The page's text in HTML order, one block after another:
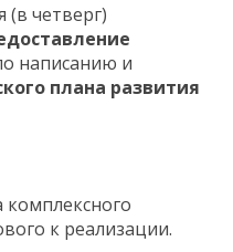
(в четверг)
написанию и
плана развития
к реализации.